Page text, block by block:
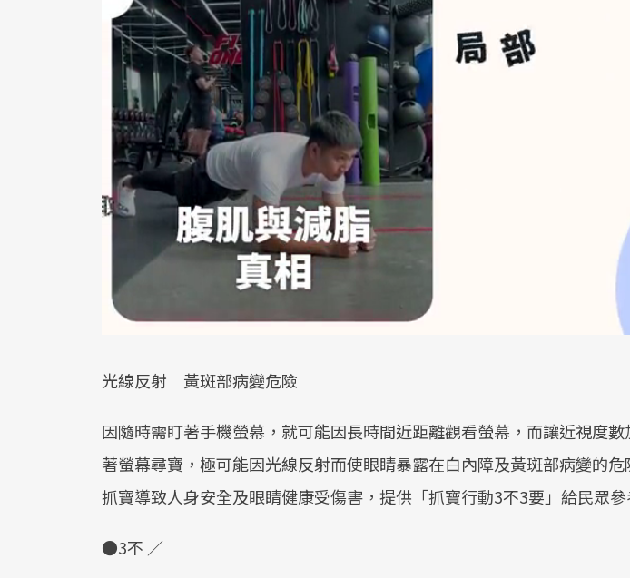
光線反射 黃斑部病變危險
因隨時需盯著手機螢幕，就可能因長時間近距離觀看螢幕，而讓近視度
著螢幕尋寶，極可能因光線反射而使眼睛暴露在白內障及黃斑部病變的
抓寶導致人身安全及眼睛健康受傷害，提供「抓寶行動3不3要」給民眾參
●3不 ／